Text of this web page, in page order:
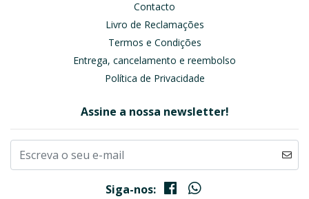
Contacto
Livro de Reclamações
Termos e Condições
Entrega, cancelamento e reembolso
Política de Privacidade
Assine a nossa newsletter!
Siga-nos: